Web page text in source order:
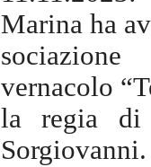
Marina ha
vernacolo
la regia di
Sorgiovanni.